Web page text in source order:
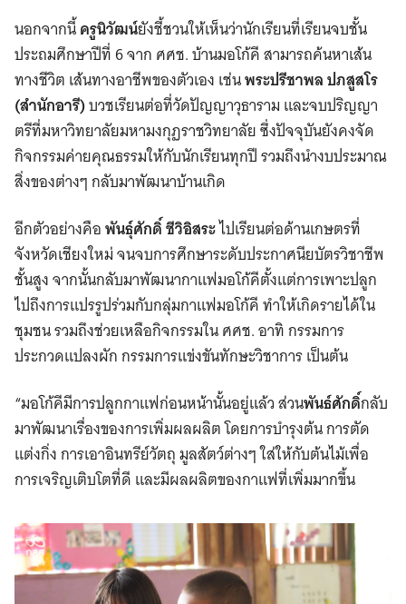
Search
for:
นอกจากนี้ครูนิวัฒน์ยังชี้ชวนให้เห็นว่านักเรียนที่เรียนจบชั้น
ประถมศึกษาปีที่ 6 จาก ศศช. บ้านมอโก้คี สามารถค้นหาเส้น
ทางชีวิต เส้นทางอาชีพของตัวเอง เช่นพระปรีชาพล ปภสูสโร
(สำนักอารี)บวชเรียนต่อที่วัดปัญญาวุธาราม และจบปริญญา
ตรีที่มหาวิทยาลัยมหามงกุฏราชวิทยาลัย ซึ่งปัจจุบันยังคงจัด
กิจกรรมค่ายคุณธรรมให้กับนักเรียนทุกปี รวมถึงนำงบประมาณ
สิ่งของต่างๆ กลับมาพัฒนาบ้านเกิด
อีกตัวอย่างคือพันธุ์ศักดิ์ ชีวิอิสระไปเรียนต่อด้านเกษตรที่
จังหวัดเชียงใหม่ จนจบการศึกษาระดับประกาศนียบัตรวิชาชีพ
ชั้นสูง จากนั้นกลับมาพัฒนากาแฟมอโก้คีตั้งแต่การเพาะปลูก
ไปถึงการแปรรูปร่วมกับกลุ่มกาแฟมอโก้คี ทำให้เกิดรายได้ใน
ชุมชน รวมถึงช่วยเหลือกิจกรรมใน ศศช. อาทิ กรรมการ
ประกวดแปลงผัก กรรมการแข่งขันทักษะวิชาการ เป็นต้น
“มอโก้คีมีการปลูกกาแฟก่อนหน้านั้นอยู่แล้ว ส่วนพันธ์ศักดิ์กลับ
มาพัฒนาเรื่องของการเพิ่มผลผลิต โดยการบำรุงต้น การตัด
แต่งกิ่ง การเอาอินทรีย์วัตถุ มูลสัตว์ต่างๆ ใส่ให้กับต้นไม้เพื่อ
การเจริญเติบโตที่ดี และมีผลผลิตของกาแฟที่เพิ่มมากขึ้น